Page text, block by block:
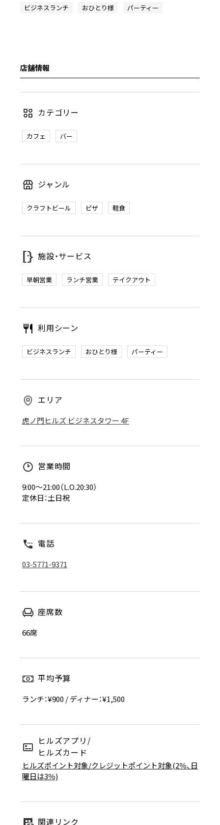
ビジネスランチ
おひとり様 パーティー
店舗情報
カテゴリー
カフェ バー
ジャンル
クラフトビール ピザ 軽食
施設・サービス
早朝営業 ランチ営業 テイクアウト
利用シーン
ビジネスランチ おひとり様 パーティー
エリア
虎ノ門ヒルズ ビジネスタワー 4F
営業時間
9:00～21:00（L.O.20:30）
定休日：土日祝
電話
03-5771-9371
座席数
66席
平均予算
ランチ：¥900 / ディナー：¥1,500
ヒルズアプリ/
ヒルズカード
ヒルズポイント対象/クレジットポイント対象(2％、日
曜日は3％)
関連リンク